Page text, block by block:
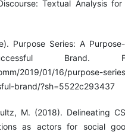
Textual Analysis for
Purpose Series: A
Brand.
2019/01/16/purpose-
brand/?sh=5522c293437
M. (2018). Delineating
as actors for social